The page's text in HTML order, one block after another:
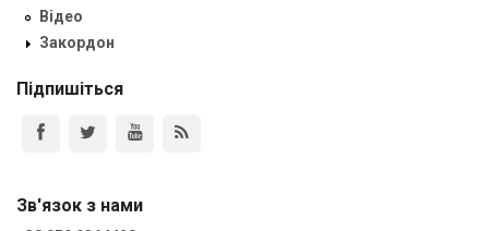
Відео
Закордон
Підпишіться
Зв'язок з нами